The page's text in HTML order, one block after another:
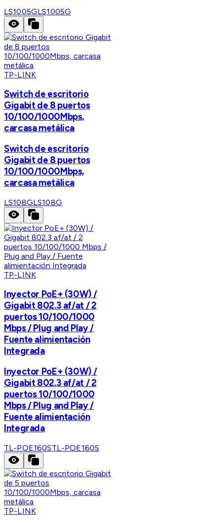
LS1005GLS1005G
TP-LINK
Switch de escritorio
Gigabit de 8 puertos
10/100/1000Mbps,
carcasa metálica
Switch de escritorio
Gigabit de 8 puertos
10/100/1000Mbps,
carcasa metálica
LS108GLS108G
TP-LINK
Inyector PoE+ (30W) /
Gigabit 802.3 af/at / 2
puertos 10/100/1000
Mbps / Plug and Play /
Fuente alimientación
Integrada
Inyector PoE+ (30W) /
Gigabit 802.3 af/at / 2
puertos 10/100/1000
Mbps / Plug and Play /
Fuente alimientación
Integrada
TL-POE160STL-POE160S
TP-LINK